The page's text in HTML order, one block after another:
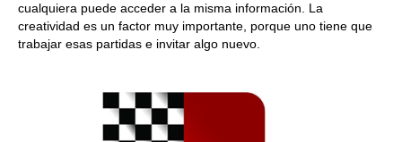
cualquiera puede acceder a la misma información. La
creatividad es un factor muy importante, porque uno tiene que
trabajar esas partidas e invitar algo nuevo.